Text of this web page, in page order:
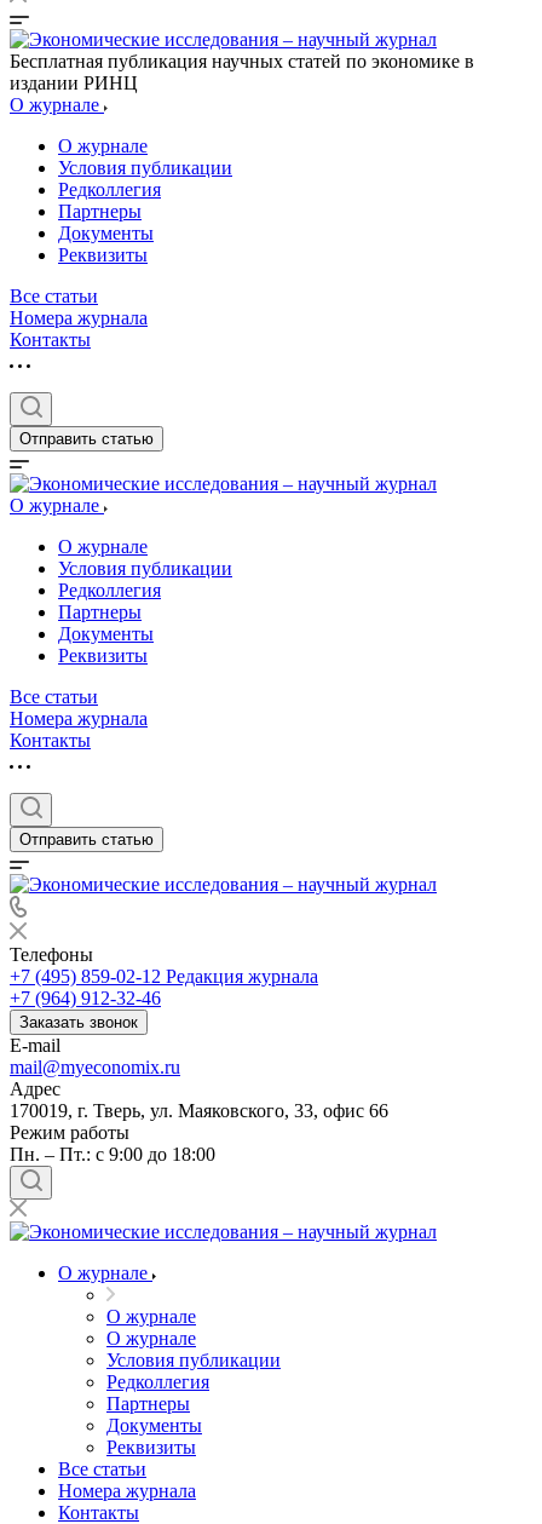
Бесплатная публикация научных статей по экономике в
издании РИНЦ
О журнале
О журнале
Условия публикации
Редколлегия
Партнеры
Документы
Реквизиты
Все статьи
Номера журнала
Контакты
Отправить статью
О журнале
О журнале
Условия публикации
Редколлегия
Партнеры
Документы
Реквизиты
Все статьи
Номера журнала
Контакты
Отправить статью
Телефоны
+7 (495) 859-02-12 Редакция журнала
+7 (964) 912-32-46
Заказать звонок
E-mail
mail@myeconomix.ru
Адрес
170019, г. Тверь, ул. Маяковского, 33, офис 66
Режим работы
Пн. – Пт.: с 9:00 до 18:00
О журнале
О журнале
О журнале
Условия публикации
Редколлегия
Партнеры
Документы
Реквизиты
Все статьи
Номера журнала
Контакты